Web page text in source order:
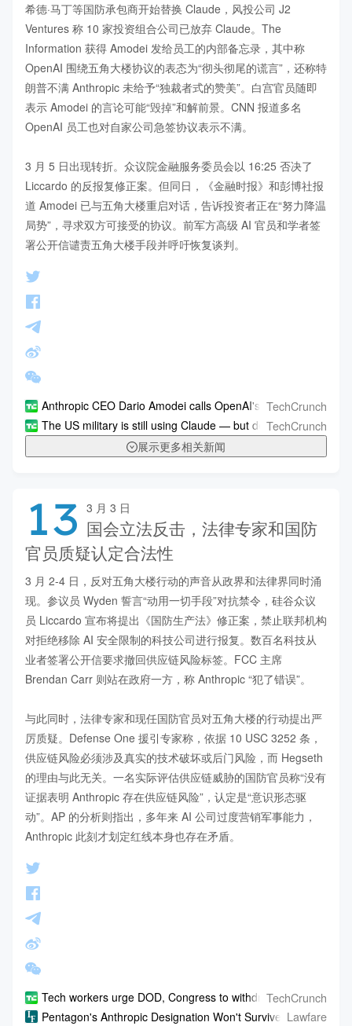
希德·马丁等国防承包商开始替换 Claude，风投公司 J2
Ventures 称 10 家投资组合公司已放弃 Claude。The
Information 获得 Amodei 发给员工的内部备忘录，其中称
OpenAI 围绕五角大楼协议的表态为“彻头彻尾的谎言”，还称特
朗普不满 Anthropic 未给予“独裁者式的赞美”。白宫官员随即
表示 Amodei 的言论可能“毁掉”和解前景。CNN 报道多名
OpenAI 员工也对自家公司急签协议表示不满。
3 月 5 日出现转折。众议院金融服务委员会以 16:25 否决了
Liccardo 的反报复修正案。但同日，《金融时报》和彭博社报
道 Amodei 已与五角大楼重启对话，告诉投资者正在“努力降温
局势”，寻求双方可接受的协议。前军方高级 AI 官员和学者签
署公开信谴责五角大楼手段并呼吁恢复谈判。
Anthropic CEO Dario Amodei calls OpenAI's messaging
TechCrunch
The US military is still using Claude — but defense-tech
TechCrunch
展示更多相关新闻
13 3 月 3 日
国会立法反击，法律专家和国防
官员质疑认定合法性
3 月 2-4 日，反对五角大楼行动的声音从政界和法律界同时涌
现。参议员 Wyden 誓言“动用一切手段”对抗禁令，硅谷众议
员 Liccardo 宣布将提出《国防生产法》修正案，禁止联邦机构
对拒绝移除 AI 安全限制的科技公司进行报复。数百名科技从
业者签署公开信要求撤回供应链风险标签。FCC 主席
Brendan Carr 则站在政府一方，称 Anthropic “犯了错误”。
与此同时，法律专家和现任国防官员对五角大楼的行动提出严
厉质疑。Defense One 援引专家称，依据 10 USC 3252 条，
供应链风险必须涉及真实的技术破坏或后门风险，而 Hegseth
的理由与此无关。一名实际评估供应链威胁的国防官员称“没有
证据表明 Anthropic 存在供应链风险”，认定是“意识形态驱
动”。AP 的分析则指出，多年来 AI 公司过度营销军事能力，
Anthropic 此刻才划定红线本身也存在矛盾。
Tech workers urge DOD, Congress to withdraw Anthropic
TechCrunch
Pentagon's Anthropic Designation Won't Survive FirstLawfare